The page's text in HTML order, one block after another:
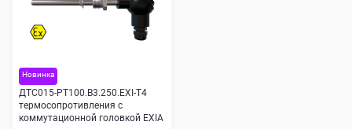
Новинка
ДТС015-РТ100.В3.250.ЕХI-Т4
термосопротивления с
коммутационной головкой EXIA